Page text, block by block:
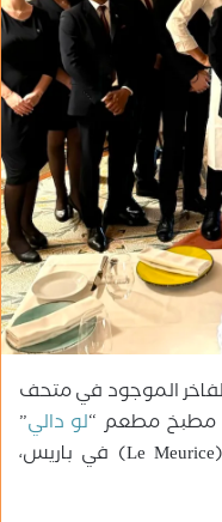
الموجود في متحف
مطبخ مطعم “لو دالي”
(Le Dalí) في فندق “لو موريـس” (Le Meurice) في باريس،